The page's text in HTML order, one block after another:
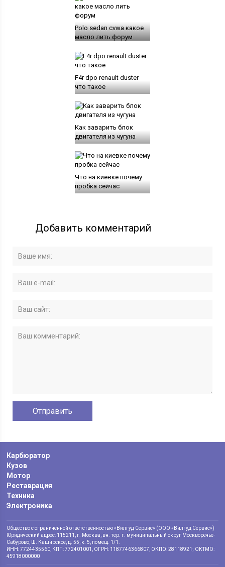
Polo sedan cvwa какое
масло лить форум
F4r dpo renault duster
что такое
Как заварить блок
двигателя из чугуна
Что на киевке почему
пробка сейчас
Добавить комментарий
Карбюратор
Кузов
Мотор
Реставрация
Техника
Электроника
Общество с ограниченной ответственностью «Вилгуд Сервис» (ООО «Вилгуд Сервис»)
Юридический адрес: 115211, г. Москва, вн. тер. г. муниципальный округ Москворечье-
Сабурово, Ш. Каширское, д. 55, к. 5, помещ. 1/1.
ИНН: 7724435560, КПП: 772401001, ОГРН: 1187746366807, ОКПО: 28118921; ОКТМО:
45918000000